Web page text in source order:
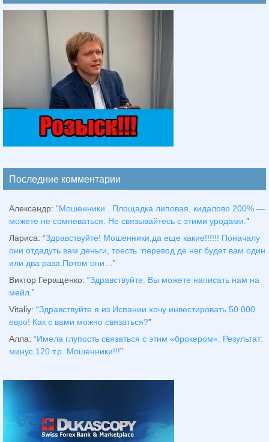
Последние комментарии
Александр: “Мошенники . Площадка липовая, кидалово 200% —
можете не сомневаться. Не связывайтесь с этими уродами. ”
Лариса: “Здравствуйтe! Мошенники,да еще какие!!!!!! Поначалу
они отдадуть вам деньги, тоесть :перевод де нег будет вам один
или два раза.Потом они… ”
Виктор Геращенко: “Здравствуйте. Вы можете написать нам на
мейл. ”
Vitaliy: “Здравствуйте я из Испании хочу инвестировать 50.000
евро! Как с вами можно связаться?”
Алла: “Имела глупость связаться с этим «брокером». Результат:
минус 120 т.р. Мошенники!!!”